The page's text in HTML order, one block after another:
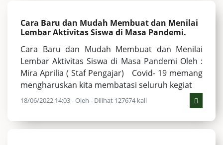
Cara Baru dan Mudah Membuat dan Menilai
Lembar Aktivitas Siswa di Masa Pandemi.
Cara Baru dan Mudah Membuat dan Menilai
Lembar Aktivitas Siswa di Masa Pandemi Oleh :
Mira Aprilia ( Staf Pengajar) Covid- 19 memang
mengharuskan kita membatasi seluruh kegiat
18/06/2022 14:03 - Oleh - Dilihat 127674 kali